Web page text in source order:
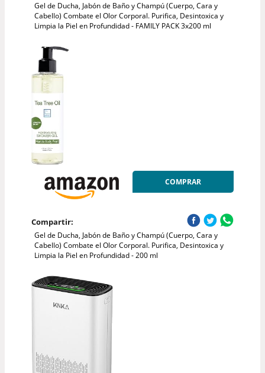
Gel de Ducha, Jabón de Baño y Champú (Cuerpo, Cara y
Cabello) Combate el Olor Corporal. Purifica, Desintoxica y
Limpia la Piel en Profundidad - FAMILY PACK 3x200 ml
COMPRAR
Compartir:
Gel de Ducha, Jabón de Baño y Champú (Cuerpo, Cara y
Cabello) Combate el Olor Corporal. Purifica, Desintoxica y
Limpia la Piel en Profundidad - 200 ml